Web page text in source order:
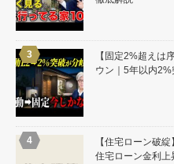
【固定2%超えは
ウン｜5年以内
【住宅ローン破
住宅ローン金利上